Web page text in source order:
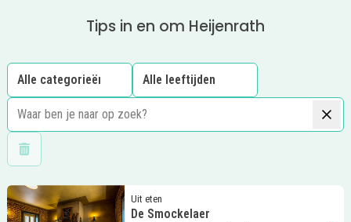
Tips in en om Heijenrath
Wis filters
Uit eten
De Smockelaer
Lees meer De Smockelaer